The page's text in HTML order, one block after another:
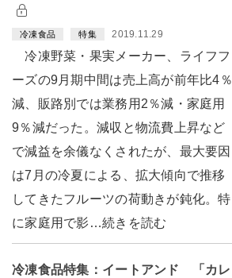
冷凍食品 特集 2019.11.29
冷凍野菜・果実メーカー、ライフフ
ーズの9月期中間は売上高が前年比4％
減、販路別では業務用2％減・家庭用
9％減だった。減収と物流費上昇など
で減益を余儀なくされたが、最大要因
は7月の冷夏による、拡大傾向で推移
してきたフルーツの荷動きが鈍化。特
に家庭用で影…続きを読む
冷凍食品特集：イートアンド 「カレ